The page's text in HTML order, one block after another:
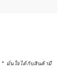
* มั่นใจได้กับสินค้ามี